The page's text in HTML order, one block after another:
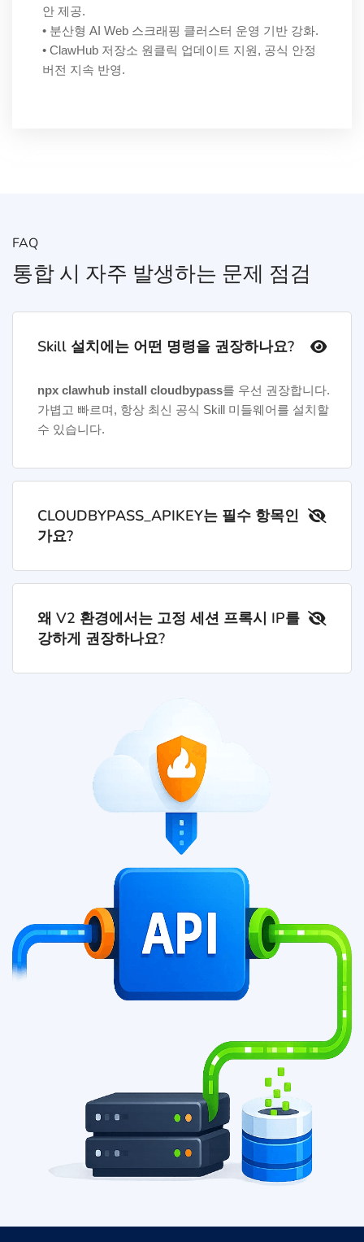
안 제공.
• 분산형 AI Web 스크래핑 클러스터 운영 기반 강화.
• ClawHub 저장소 원클릭 업데이트 지원, 공식 안정
버전 지속 반영.
FAQ
통합 시 자주 발생하는 문제 점검
Skill 설치에는 어떤 명령을 권장하나요?
npx clawhub install cloudbypass를 우선 권장합니다.
가볍고 빠르며, 항상 최신 공식 Skill 미들웨어를 설치할
수 있습니다.
CLOUDBYPASS_APIKEY는 필수 항목인
가요?
왜 V2 환경에서는 고정 세션 프록시 IP를
강하게 권장하나요?